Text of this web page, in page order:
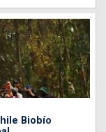
Biobío